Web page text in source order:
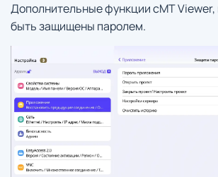
Дополнительные функции cMT Viewer,
быть защищены паролем.